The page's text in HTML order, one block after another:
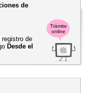
Trámite
online
de
de
Desde el